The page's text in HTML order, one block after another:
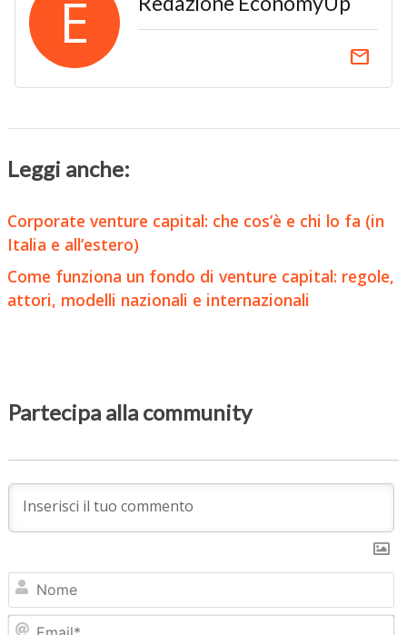
E email
Leggi anche:
Corporate venture capital: che cos’è e chi lo fa (in
Italia e all’estero)
Come funziona un fondo di venture capital: regole,
attori, modelli nazionali e internazionali
Partecipa alla community